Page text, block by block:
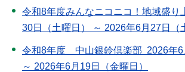
令和8年度みんなニコニコ！地域盛り
30日（土曜日） ～ 2026年6月27日（
令和8年度 中山銀鈴倶楽部 2026年6
～ 2026年6月19日（金曜日）